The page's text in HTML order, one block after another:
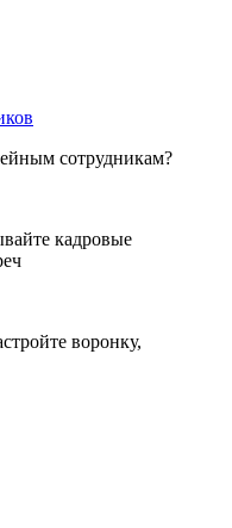
сотрудникам?
кадровые
воронку,